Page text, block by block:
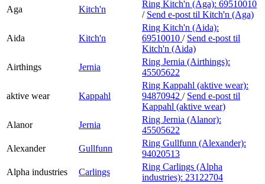
Aga
Kitch'n
Ring Kitch'n (Aga): 69510010
/ Send e-post til Kitch'n (Aga)
Aida Kitch'n
Ring Kitch'n (Aida):
69510010 / Send e-post til
Kitch'n (Aida)
Airthings
Jernia
Ring Jernia (Airthings):
45505622
aktive wear Kappahl
Ring Kappahl (aktive wear):
94870942 / Send e-post til
Kappahl (aktive wear)
Alanor
Jernia
Ring Jernia (Alanor):
45505622
Alexander
Gullfunn
Ring Gullfunn (Alexander):
94020513
Alpha industries
Carlings
Ring Carlings (Alpha
industries): 23122704